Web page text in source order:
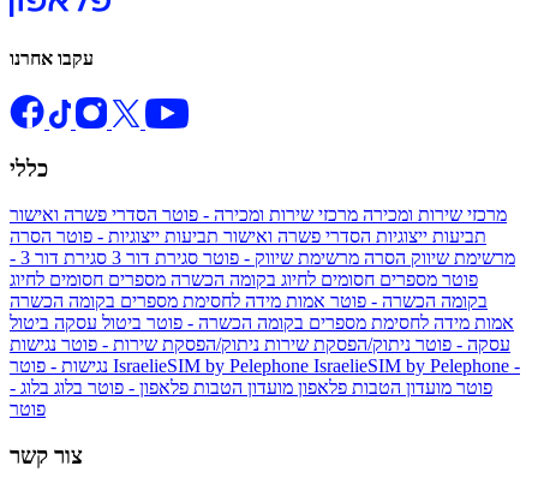
עקבו אחרנו
כללי
מרכזי שירות ומכירה מרכזי שירות ומכירה - פוטר הסדרי פשרה ואישור
תביעות ייצוגיות הסדרי פשרה ואישור תביעות ייצוגיות - פוטר הסרה
מרשימת שיווק הסרה מרשימת שיווק - פוטר סגירת דור 3
סגירת דור 3 -
פוטר מספרים חסומים לחיוג בקומה הכשרה מספרים חסומים לחיוג
בקומה הכשרה - פוטר אמות מידה לחסימת מספרים בקומה הכשרה
אמות מידה לחסימת מספרים בקומה הכשרה - פוטר ביטול עסקה ביטול
עסקה - פוטר ניתוק/הפסקת שירות ניתוק/הפסקת שירות - פוטר נגישות
IsraelieSIM by Pelephone IsraelieSIM by Pelephone -
פוטר מועדון הטבות פלאפון מועדון הטבות פלאפון - פוטר בלוג בלוג -
פוטר
צור קשר